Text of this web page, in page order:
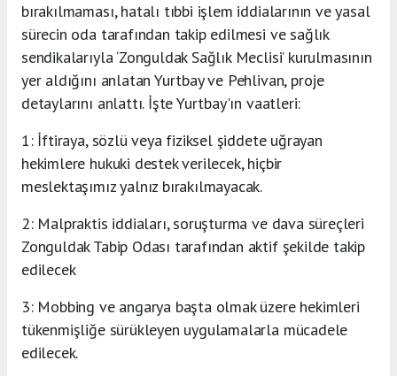
bırakılmaması, hatalı tıbbi işlem iddialarının ve yasal
sürecin oda tarafından takip edilmesi ve sağlık
sendikalarıyla ‘Zonguldak Sağlık Meclisi’ kurulmasının
yer aldığını anlatan Yurtbay ve Pehlivan, proje
detaylarını anlattı. İşte Yurtbay'ın vaatleri:
1: İftiraya, sözlü veya fiziksel şiddete uğrayan
hekimlere hukuki destek verilecek, hiçbir
meslektaşımız yalnız bırakılmayacak.
2: Malpraktis iddiaları, soruşturma ve dava süreçleri
Zonguldak Tabip Odası tarafından aktif şekilde takip
edilecek
3: Mobbing ve angarya başta olmak üzere hekimleri
tükenmişliğe sürükleyen uygulamalarla mücadele
edilecek.